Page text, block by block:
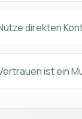
direkten
ist ein